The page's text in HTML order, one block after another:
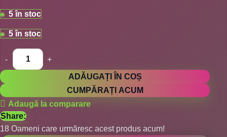
5 în stoc
5 în stoc
ADĂUGAȚI ÎN COȘ
CUMPĂRAȚI ACUM
Adaugă la comparare
Share:
18 Oameni care urmăresc acest produs acum!